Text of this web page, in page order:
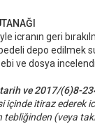
icranın geri
depo edilmek
ve dosya
ve 2017/(6)8-
içinde itiraz ederek
tebliğinden (veya